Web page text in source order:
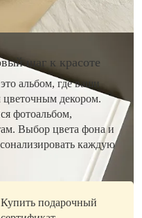
шаг к красоте
альбом, где ваши
декором.
фотоальбом,
Выбор цвета фона и
каждую
Купить подарочный